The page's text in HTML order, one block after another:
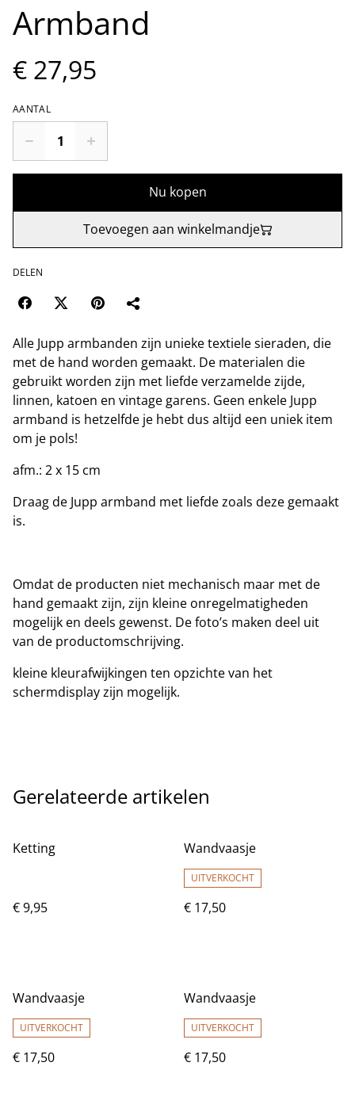
Armband
€ 27,95
AANTAL
Nu kopen
Toevoegen aan winkelmandje
DELEN
Alle Jupp armbanden zijn unieke textiele sieraden, die
met de hand worden gemaakt. De materialen die
gebruikt worden zijn met liefde verzamelde zijde,
linnen, katoen en vintage garens. Geen enkele Jupp
armband is hetzelfde je hebt dus altijd een uniek item
om je pols!
afm.: 2 x 15 cm
Draag de Jupp armband met liefde zoals deze gemaakt
is.
Omdat de producten niet mechanisch maar met de
hand gemaakt zijn, zijn kleine onregelmatigheden
mogelijk en deels gewenst. De foto’s maken deel uit
van de productomschrijving.
kleine kleurafwijkingen ten opzichte van het
schermdisplay zijn mogelijk.
Gerelateerde artikelen
Ketting
€ 9,95
Wandvaasje
UITVERKOCHT
€ 17,50
Wandvaasje
UITVERKOCHT
€ 17,50
Wandvaasje
UITVERKOCHT
€ 17,50